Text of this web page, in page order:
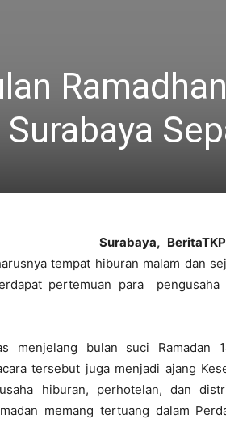
Surabaya,
tempat hiburan malam dan
pertemuan para pengusaha
menjelang bulan suci Ramadan
tersebut juga menjadi ajang
hiburan, perhotelan, dan
memang tertuang dalam